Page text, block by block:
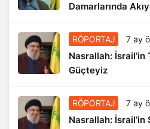
Damarlarında
RÖPORTAJ 7 ay
Nasrallah: İsrail’in
Güçteyiz
RÖPORTAJ 7 ay
Nasrallah: İsrail’in